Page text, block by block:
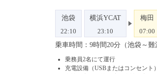
池袋
22:10
横浜YCAT
23:10
梅田
07:00
乗車時間：9時間20分（池袋～難
乗務員2名にて運行
充電設備（USBまたはコンセント